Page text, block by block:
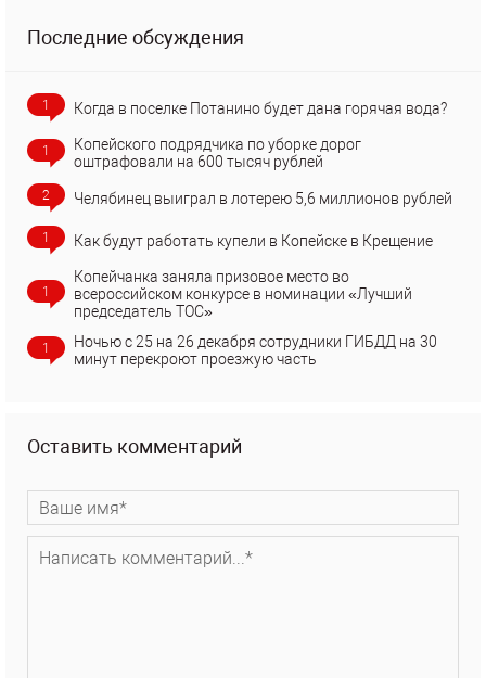
Последние обсуждения
1 Когда в поселке Потанино будет дана горячая вода?
1
Копейского подрядчика по уборке дорог
оштрафовали на 600 тысяч рублей
2 Челябинец выиграл в лотерею 5,6 миллионов рублей
1 Как будут работать купели в Копейске в Крещение
1
Копейчанка заняла призовое место во
всероссийском конкурсе в номинации «Лучший
председатель ТОС»
1
Ночью с 25 на 26 декабря сотрудники ГИБДД на 30
минут перекроют проезжую часть
Оставить комментарий